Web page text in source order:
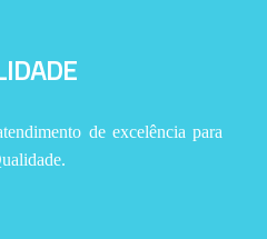
de excelência para